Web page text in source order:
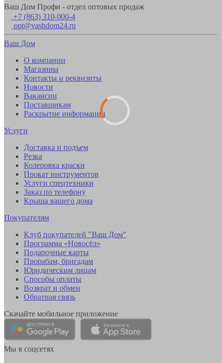
Ваш Дом Профи - отдел оптовых продаж
+7 (863) 310-000-4
opt@vashdom24.ru
Ваш Дом
О компании
Магазины
Контакты и реквизиты
Новости
Вакансии
Поставщикам
Раскрытие информации
Услуги
Доставка и подъем
Резка
Колеровка краски
Прокат инструментов
Услуги спецтехники
Заказ по телефону
Крыша вашего дома
Покупателям
Клуб покупателей "Ваш Дом"
Программа «Новосёл»
Подарочные карты
Прорабам, бригадам
Юридическим лицам
Способы оплаты
Возврат и обмен
Обратная связь
Скачайте мобильное приложение
Мы в соцсетях